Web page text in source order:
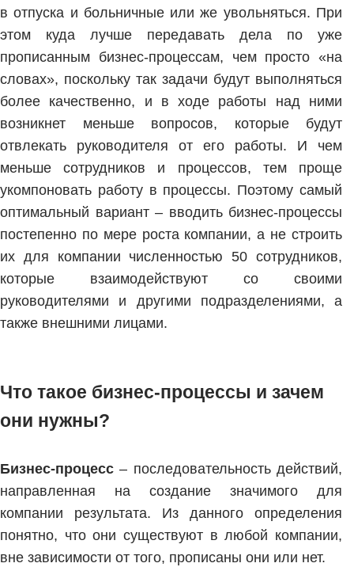
в отпуска и больничные или же увольняться. При
этом куда лучше передавать дела по уже
прописанным бизнес-процессам, чем просто «на
словах», поскольку так задачи будут выполняться
более качественно, и в ходе работы над ними
возникнет меньше вопросов, которые будут
отвлекать руководителя от его работы. И чем
меньше сотрудников и процессов, тем проще
укомпоновать работу в процессы. Поэтому самый
оптимальный вариант – вводить бизнес-процессы
постепенно по мере роста компании, а не строить
их для компании численностью 50 сотрудников,
которые взаимодействуют со своими
руководителями и другими подразделениями, а
также внешними лицами.
Что такое бизнес-процессы и зачем
они нужны?
Бизнес-процесс– последовательность действий,
направленная на создание значимого для
компании результата. Из данного определения
понятно, что они существуют в любой компании,
вне зависимости от того, прописаны они или нет.